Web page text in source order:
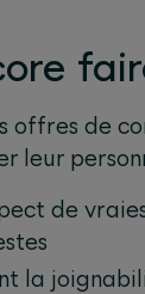
offres de
leur
de
la